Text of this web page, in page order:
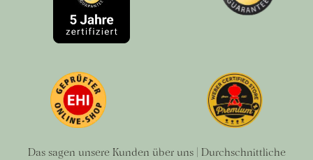
Das sagen unsere Kunden über uns | Durchschnittliche